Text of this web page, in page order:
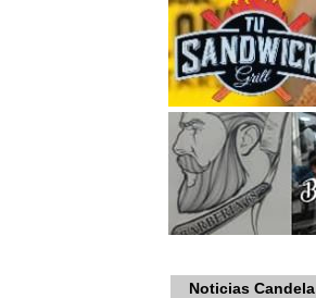
Noticias Candela